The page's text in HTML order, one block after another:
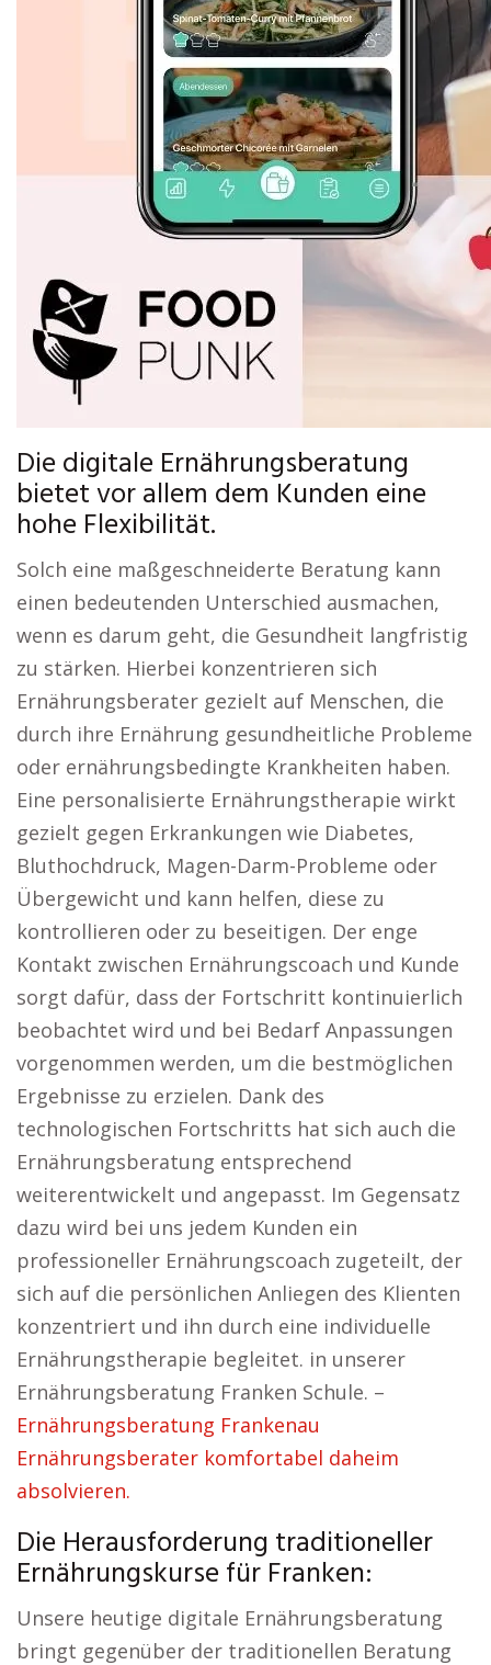
Die digitale Ernährungsberatung
bietet vor allem dem Kunden eine
hohe Flexibilität.
Solch eine maßgeschneiderte Beratung kann
einen bedeutenden Unterschied ausmachen,
wenn es darum geht, die Gesundheit langfristig
zu stärken. Hierbei konzentrieren sich
Ernährungsberater gezielt auf Menschen, die
durch ihre Ernährung gesundheitliche Probleme
oder ernährungsbedingte Krankheiten haben.
Eine personalisierte Ernährungstherapie wirkt
gezielt gegen Erkrankungen wie Diabetes,
Bluthochdruck, Magen-Darm-Probleme oder
Übergewicht und kann helfen, diese zu
kontrollieren oder zu beseitigen. Der enge
Kontakt zwischen Ernährungscoach und Kunde
sorgt dafür, dass der Fortschritt kontinuierlich
beobachtet wird und bei Bedarf Anpassungen
vorgenommen werden, um die bestmöglichen
Ergebnisse zu erzielen. Dank des
technologischen Fortschritts hat sich auch die
Ernährungsberatung entsprechend
weiterentwickelt und angepasst. Im Gegensatz
dazu wird bei uns jedem Kunden ein
professioneller Ernährungscoach zugeteilt, der
sich auf die persönlichen Anliegen des Klienten
konzentriert und ihn durch eine individuelle
Ernährungstherapie begleitet. in unserer
Ernährungsberatung Franken Schule. –
Ernährungsberatung Frankenau
Ernährungsberater komfortabel daheim
absolvieren.
Die Herausforderung traditioneller
Ernährungskurse für Franken:
Unsere heutige digitale Ernährungsberatung
bringt gegenüber der traditionellen Beratung